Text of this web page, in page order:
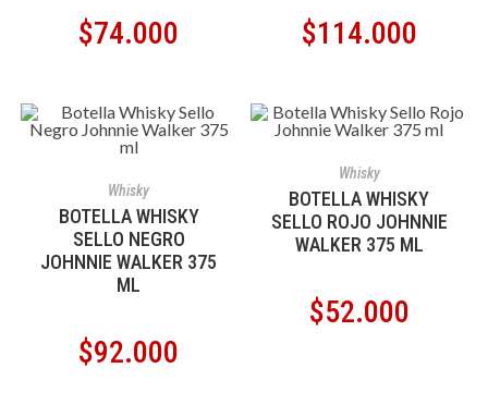
$74.000 $114.000
Whisky
BOTELLA WHISKY
SELLO NEGRO
JOHNNIE WALKER 375
ML
$92.000
Whisky
BOTELLA WHISKY
SELLO ROJO JOHNNIE
WALKER 375 ML
$52.000